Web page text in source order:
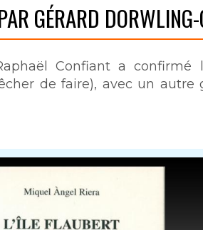
GÉRARD
Confiant a confirmé
de faire), avec un